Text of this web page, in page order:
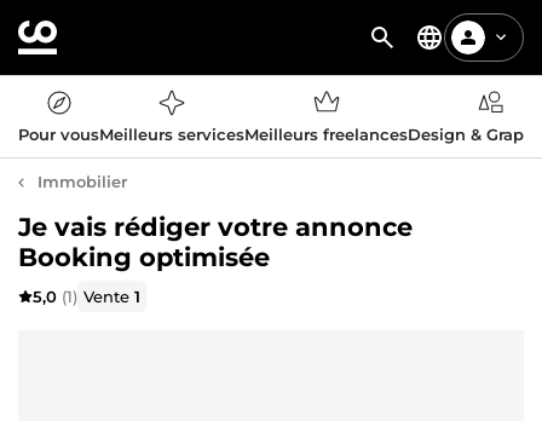
Pour vousMeilleurs servicesMeilleurs freelancesDesign &
Immobilier
Je vais rédiger votre annonce
Booking optimisée
5,0 (1) Vente1